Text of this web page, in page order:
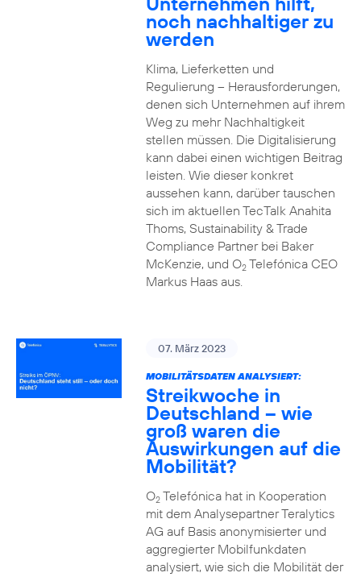
noch nachhaltiger zu
werden
Klima, Lieferketten und
Regulierung – Herausforderungen,
denen sich Unternehmen auf ihrem
Weg zu mehr Nachhaltigkeit
stellen müssen. Die Digitalisierung
kann dabei einen wichtigen Beitrag
leisten. Wie dieser konkret
aussehen kann, darüber tauschen
sich im aktuellen TecTalk Anahita
Thoms, Sustainability & Trade
Compliance Partner bei Baker
McKenzie, und O2Telefónica CEO
Markus Haas aus.
07. März 2023
MOBILITÄTSDATEN ANALYSIERT:
Streikwoche in
Deutschland – wie
groß waren die
Auswirkungen auf die
Mobilität?
O2Telefónica hat in Kooperation
mit dem Analysepartner Teralytics
AG auf Basis anonymisierter und
aggregierter Mobilfunkdaten
analysiert, wie sich die Mobilität der